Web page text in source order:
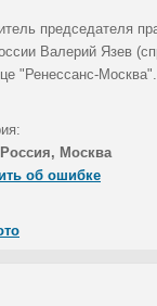
председателя
Валерий Язев
"Ренессанс-Москва".
Россия, Москва
об ошибке